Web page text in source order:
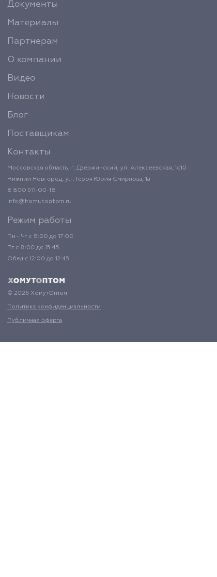
Документы
Материалы
Партнерам
О компании
Видео
Новости
Блог
Поставщикам
Контакты
Московская область, г. Дзержинский, ул. Алексеевская, 1с10
Нижний Новгород, ул. Героя Юрия Смирнова, 1а
8 800 511-00-18
info@homutoptom.ru
Режим работы
Пн - Чт с 8:00 до 17:00
Пт с 8:00 до 15:45
Обед с 12:00 до 12:45
© 2026 ХомутОптом
Политика конфиденциальности
Публичная оферта